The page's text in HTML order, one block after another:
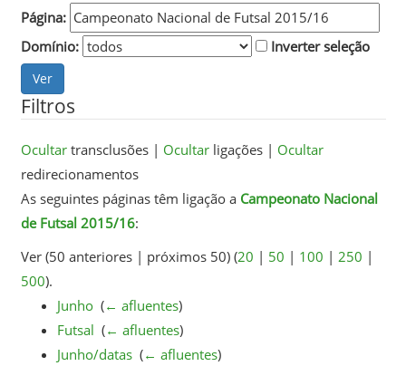
Página:
Domínio:
Inverter seleção
Filtros
Ocultartransclusões | Ocultarligações | Ocultar
redirecionamentos
As seguintes páginas têm ligação a Campeonato Nacional
de Futsal 2015/16:
Ver (50 anteriores | próximos 50) (20 | 50 | 100 | 250 |
500).
Junho‎ (← afluentes)
Futsal (← afluentes)
Junho/datas‎ (← afluentes)